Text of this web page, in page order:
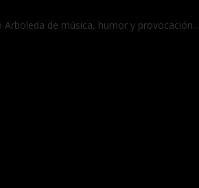
de música, humor y provocación...